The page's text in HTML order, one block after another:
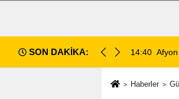
SON DAKİKA: 14:35
Haberler